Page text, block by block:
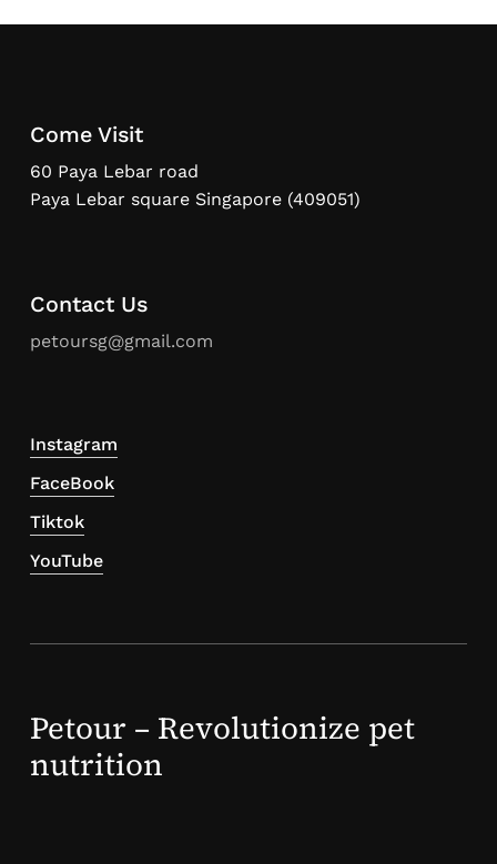
Come Visit
60 Paya Lebar road
Paya Lebar square Singapore (409051)
Contact Us
petoursg@gmail.com
Instagram
FaceBook
Tiktok
YouTube
Petour – Revolutionize pet
nutrition